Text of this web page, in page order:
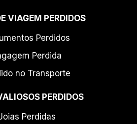
VIAGEM PERDIDOS
Perdidos
Perdida
no Transporte
PERDIDOS
Perdidas